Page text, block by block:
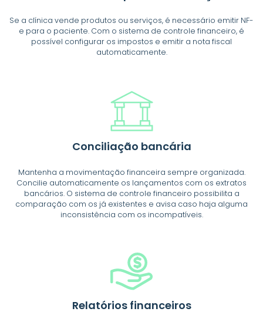
Se a clínica vende produtos ou serviços, é necessário emitir NF-
e para o paciente. Com o sistema de controle financeiro, é
possível configurar os impostos e emitir a nota fiscal
automaticamente.
Conciliação bancária
Mantenha a movimentação financeira sempre organizada.
Concilie automaticamente os lançamentos com os extratos
bancários. O sistema de controle financeiro possibilita a
comparação com os já existentes e avisa caso haja alguma
inconsistência com os incompatíveis.
Relatórios financeiros